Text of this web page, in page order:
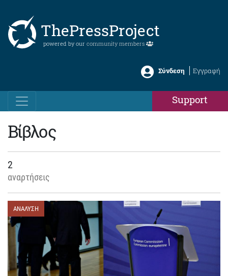
ThePressProject
powered by our community members
Σύνδεση Εγγραφή
Support
Βίβλος
2
αναρτήσεις
ΑΝΑΛΥΣΗ